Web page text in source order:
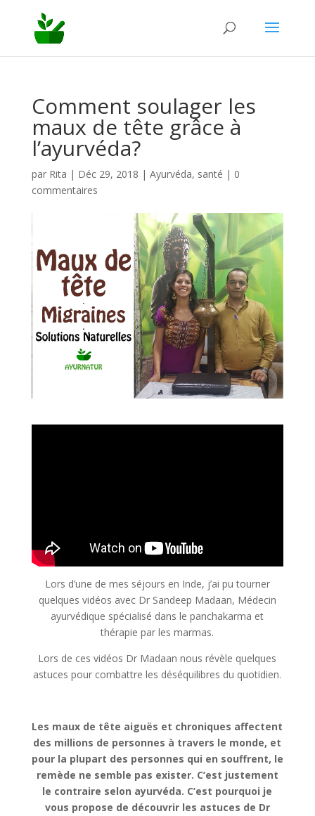
Comment soulager les
maux de tête grâce à
l’ayurvéda?
par Rita | Déc 29, 2018 | Ayurvéda, santé | 0
commentaires
Lors d’une de mes séjours en Inde, j’ai pu tourner
quelques vidéos avec Dr Sandeep Madaan, Médecin
ayurvédique spécialisé dans le panchakarma et
thérapie par les marmas.
Lors de ces vidéos Dr Madaan nous révèle quelques
astuces pour combattre les déséquilibres du quotidien.
Les maux de tête aiguës et chroniques affectent
des millions de personnes à travers le monde, et
pour la plupart des personnes qui en souffrent, le
remède ne semble pas exister. C’est justement
le contraire selon ayurvéda. C’est pourquoi je
vous propose de découvrir les astuces de Dr